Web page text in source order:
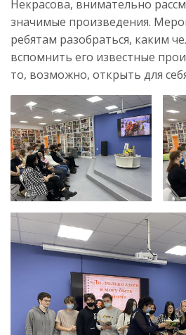
Некрасова, внимательно
значимые произведения.
ребятам разобраться, каким
вспомнить его известные
то, возможно, открыть для